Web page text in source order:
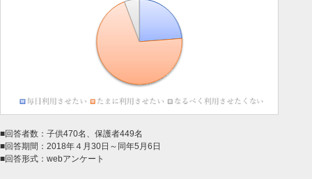
■回答者数：子供470名、保護者449名
■回答期間：2018年４月30日～同年5月6日
■回答形式：webアンケート